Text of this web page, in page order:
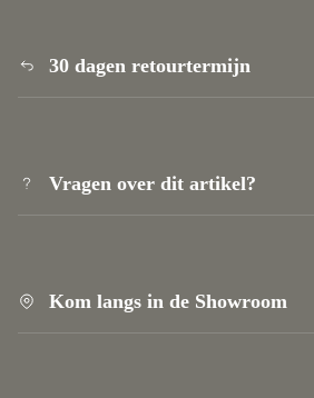
30 dagen retourtermijn
Vragen over dit artikel?
Kom langs in de Showroom